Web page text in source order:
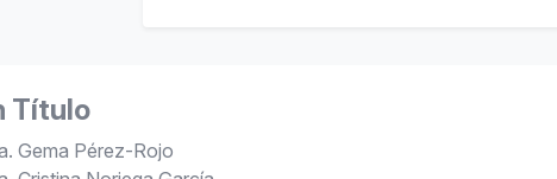
Título
Gema Pérez-Rojo